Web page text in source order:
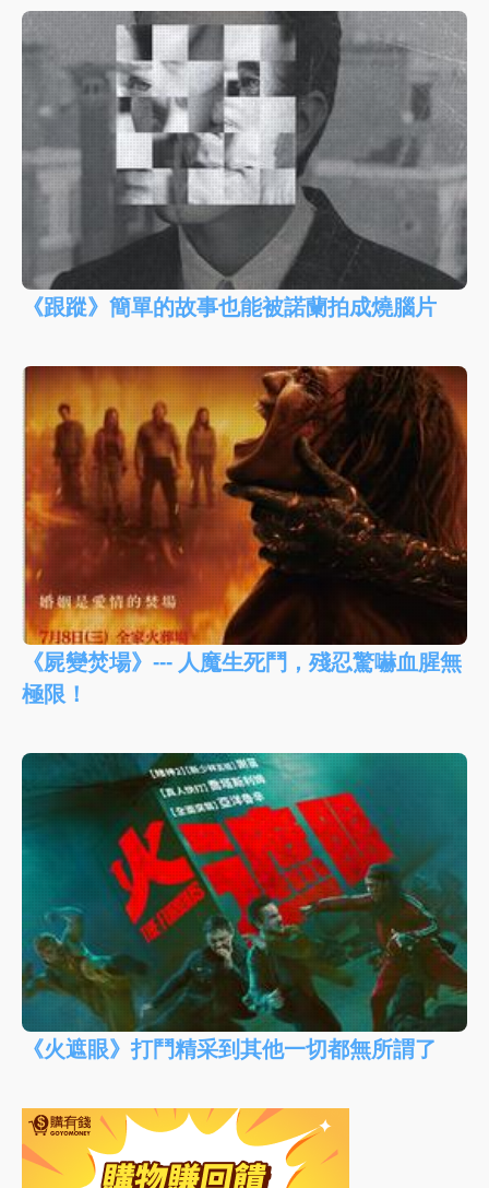
《跟蹤》簡單的故事也能被諾蘭拍成燒腦片
《屍變焚場》--- 人魔生死鬥，殘忍驚嚇血腥無
極限！
《火遮眼》打鬥精采到其他一切都無所謂了